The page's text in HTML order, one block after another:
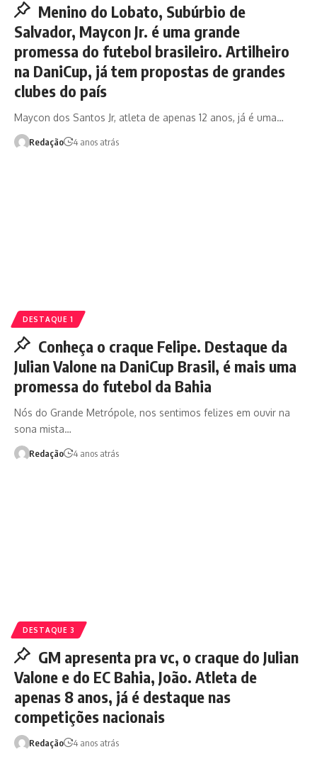
Menino do Lobato, Subúrbio de
Salvador, Maycon Jr. é uma grande
promessa do futebol brasileiro. Artilheiro
na DaniCup, já tem propostas de grandes
clubes do país
Maycon dos Santos Jr, atleta de apenas 12 anos, já é uma…
Redação 4 anos atrás
DESTAQUE 1
Conheça o craque Felipe. Destaque da
Julian Valone na DaniCup Brasil, é mais uma
promessa do futebol da Bahia
Nós do Grande Metrópole, nos sentimos felizes em ouvir na
sona mista…
Redação 4 anos atrás
DESTAQUE 3
GM apresenta pra vc, o craque do Julian
Valone e do EC Bahia, João. Atleta de
apenas 8 anos, já é destaque nas
competições nacionais
Redação 4 anos atrás